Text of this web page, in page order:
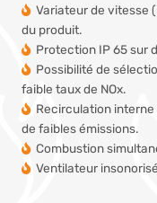
Variateur de vitesse
du produit.
Protection IP 65 sur
Possibilité de
faible taux de NOx.
Recirculation
de faibles émissions.
Combustion
Ventilateur